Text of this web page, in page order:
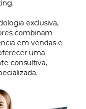
exclusiva,
combinam
em vendas e
uma
consultiva,